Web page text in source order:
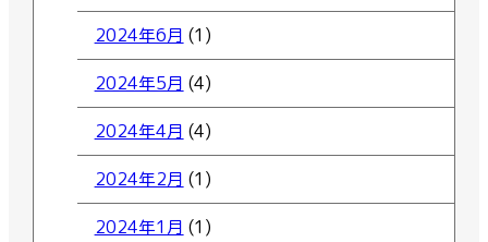
2024年6月 (1)
2024年5月 (4)
2024年4月 (4)
2024年2月 (1)
2024年1月 (1)